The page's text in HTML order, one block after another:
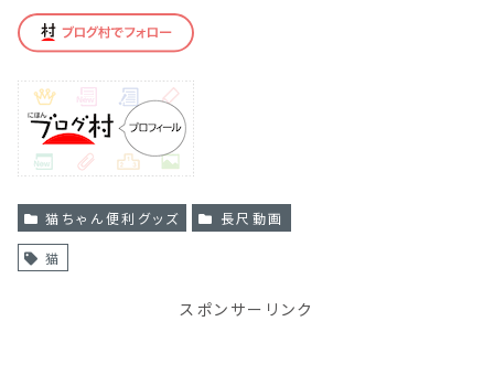
猫ちゃん便利グッズ 長尺動画
猫
スポンサーリンク